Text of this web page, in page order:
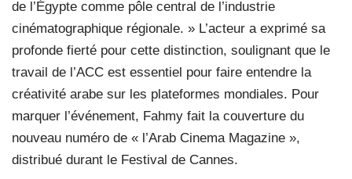
de l’Égypte comme pôle central de l’industrie
cinématographique régionale. » L’acteur a exprimé sa
profonde fierté pour cette distinction, soulignant que le
travail de l’ACC est essentiel pour faire entendre la
créativité arabe sur les plateformes mondiales. Pour
marquer l’événement, Fahmy fait la couverture du
nouveau numéro de « l’Arab Cinema Magazine »,
distribué durant le Festival de Cannes.